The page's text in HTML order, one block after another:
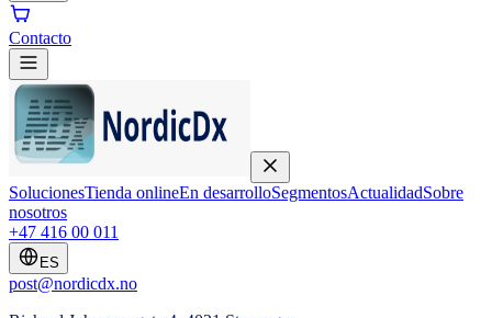
Contacto
SolucionesTienda onlineEn desarrolloSegmentosActualidadSobre
nosotros
+47 416 00 011
ES
post@nordicdx.no